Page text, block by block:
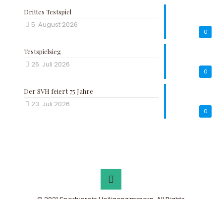
0
Drittes Testspiel
5. August 2026
0
Testspielsieg
26. Juli 2026
0
Der SVH feiert 75 Jahre
23. Juli 2026